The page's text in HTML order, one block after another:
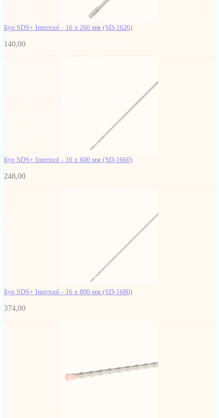
Бур SDS+ Intertool - 16 х 260 мм (SD-1626)
140,00
Бур SDS+ Intertool - 16 х 600 мм (SD-1660)
248,00
Бур SDS+ Intertool - 16 х 800 мм (SD-1680)
374,00